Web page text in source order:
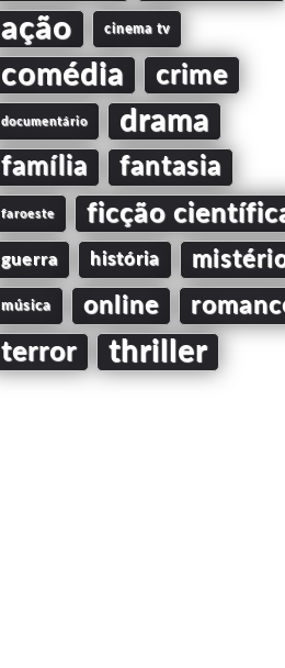
ação cinema tv
comédia crime
documentário drama
família fantasia
faroeste ficção
guerra história
música online
terror thriller